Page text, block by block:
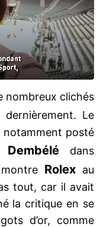
nombreux clichés
Le
notamment posté
Dembélé
dans
Rolex au
tout, car il avait
la critique en se
d’or, comme